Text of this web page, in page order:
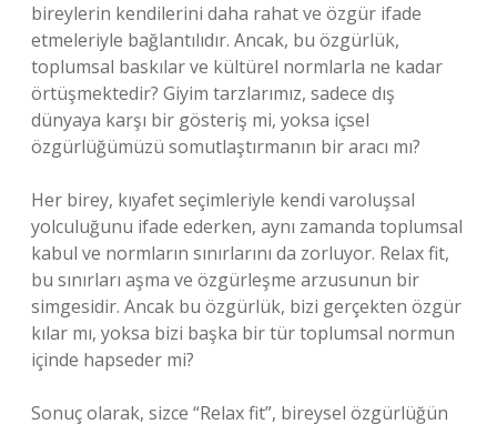
bireylerin kendilerini daha rahat ve özgür ifade
etmeleriyle bağlantılıdır. Ancak, bu özgürlük,
toplumsal baskılar ve kültürel normlarla ne kadar
örtüşmektedir? Giyim tarzlarımız, sadece dış
dünyaya karşı bir gösteriş mi, yoksa içsel
özgürlüğümüzü somutlaştırmanın bir aracı mı?
Her birey, kıyafet seçimleriyle kendi varoluşsal
yolculuğunu ifade ederken, aynı zamanda toplumsal
kabul ve normların sınırlarını da zorluyor. Relax fit,
bu sınırları aşma ve özgürleşme arzusunun bir
simgesidir. Ancak bu özgürlük, bizi gerçekten özgür
kılar mı, yoksa bizi başka bir tür toplumsal normun
içinde hapseder mi?
Sonuç olarak, sizce “Relax fit”, bireysel özgürlüğün